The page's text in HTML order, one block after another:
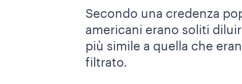
Secondo una credenza
americani erano soliti
più simile a quella che
filtrato.